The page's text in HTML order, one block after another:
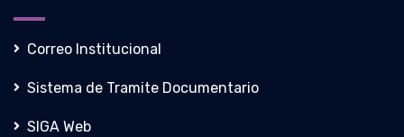
Correo Institucional
Sistema de Tramite Documentario
SIGA Web